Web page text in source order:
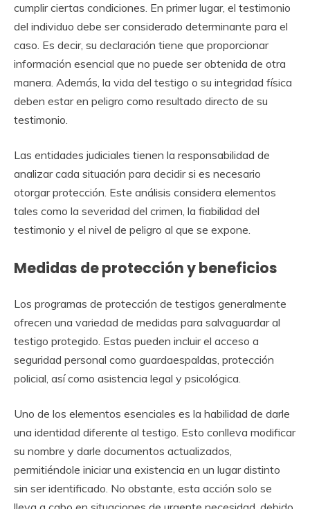
cumplir ciertas condiciones. En primer lugar, el testimonio
del individuo debe ser considerado determinante para el
caso. Es decir, su declaración tiene que proporcionar
información esencial que no puede ser obtenida de otra
manera. Además, la vida del testigo o su integridad física
deben estar en peligro como resultado directo de su
testimonio.
Las entidades judiciales tienen la responsabilidad de
analizar cada situación para decidir si es necesario
otorgar protección. Este análisis considera elementos
tales como la severidad del crimen, la fiabilidad del
testimonio y el nivel de peligro al que se expone.
Medidas de protección y beneficios
Los programas de protección de testigos generalmente
ofrecen una variedad de medidas para salvaguardar al
testigo protegido. Estas pueden incluir el acceso a
seguridad personal como guardaespaldas, protección
policial, así como asistencia legal y psicológica.
Uno de los elementos esenciales es la habilidad de darle
una identidad diferente al testigo. Esto conlleva modificar
su nombre y darle documentos actualizados,
permitiéndole iniciar una existencia en un lugar distinto
sin ser identificado. No obstante, esta acción solo se